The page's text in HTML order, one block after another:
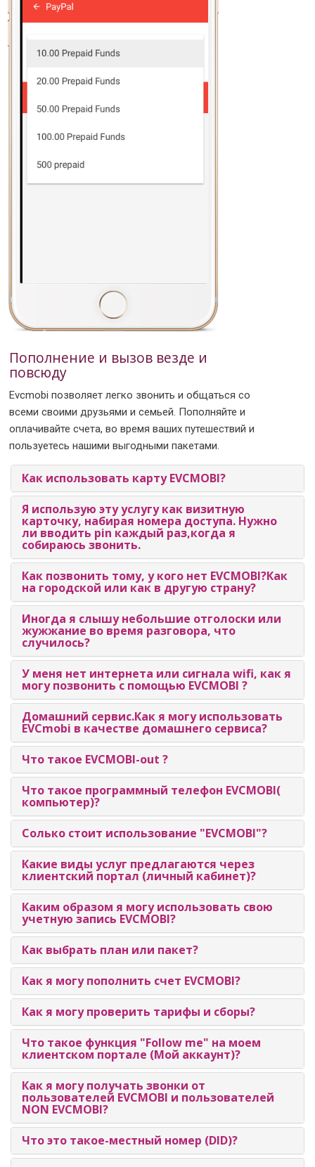
Пополнение и вызов везде и
повсюду
Evcmobi позволяет легко звонить и общаться со
всеми своими друзьями и семьей. Пополняйте и
оплачивайте счета, во время ваших путешествий и
пользуетесь нашими выгодными пакетами.
Как использовать карту EVCMOBI?
Я использую эту услугу как визитную
карточку, набирая номера доступа. Нужно
ли вводить pin каждый раз,когда я
собираюсь звонить.
Как позвонить тому, у кого нет EVCMOBI?Как
на городской или как в другую страну?
Иногда я слышу небольшие отголоски или
жужжание во время разговора, что
случилось?
У меня нет интернета или сигнала wifi, как я
могу позвонить с помощью EVCMOBI ?
Домашний сервис.Как я могу использовать
EVCmobi в качестве домашнего сервиса?
Что такое EVCMOBI-out ?
Что такое программный телефон EVCMOBI(
компьютер)?
Солько стоит использование "EVCMOBI"?
Какие виды услуг предлагаются через
клиентский портал (личный кабинет)?
Каким образом я могу использовать свою
учетную запись EVCMOBI?
Как выбрать план или пакет?
Как я могу пополнить счет EVCMOBI?
Как я могу проверить тарифы и сборы?
Что такое функция "Follow me" на моем
клиентском портале (Мой аккаунт)?
Как я могу получать звонки от
пользователей EVCMOBI и пользователей
NON EVCMOBI?
Что это такое-местный номер (DID)?